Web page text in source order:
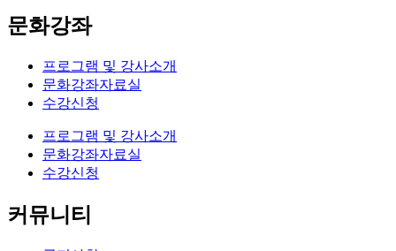
문화강좌
프로그램 및 강사소개
문화강좌자료실
수강신청
프로그램 및 강사소개
문화강좌자료실
수강신청
커뮤니티